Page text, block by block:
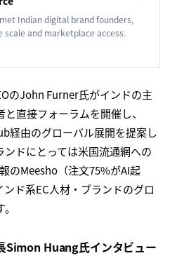
India's Digital Brands
Indian digital brand founders,
scale and marketplace access.
のJohn Furner氏がインドの主